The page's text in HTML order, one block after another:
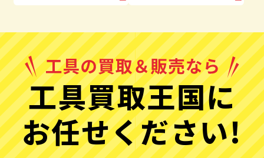
工具買取王国に
お任せください!